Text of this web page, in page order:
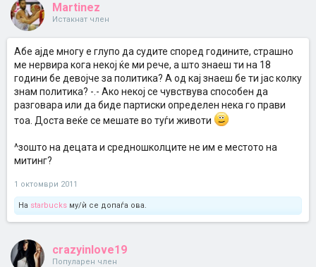
Martinez
Истакнат член
Абе ајде многу е глупо да судите според годините, страшно
ме нервира кога некој ќе ми рече, а што знаеш ти на 18
години бе девојче за политика? А од кај знаеш бе ти јас колку
знам политика? -.- Ако некој се чувствува способен да
разговара или да биде партиски определен нека го прави
тоа. Доста веќе се мешате во туѓи животи
^зошто на децата и средношколците не им е местото на
митинг?
1 октомври 2011
На starbucks му/ѝ се допаѓа ова.
crazyinlove19
Популарен член